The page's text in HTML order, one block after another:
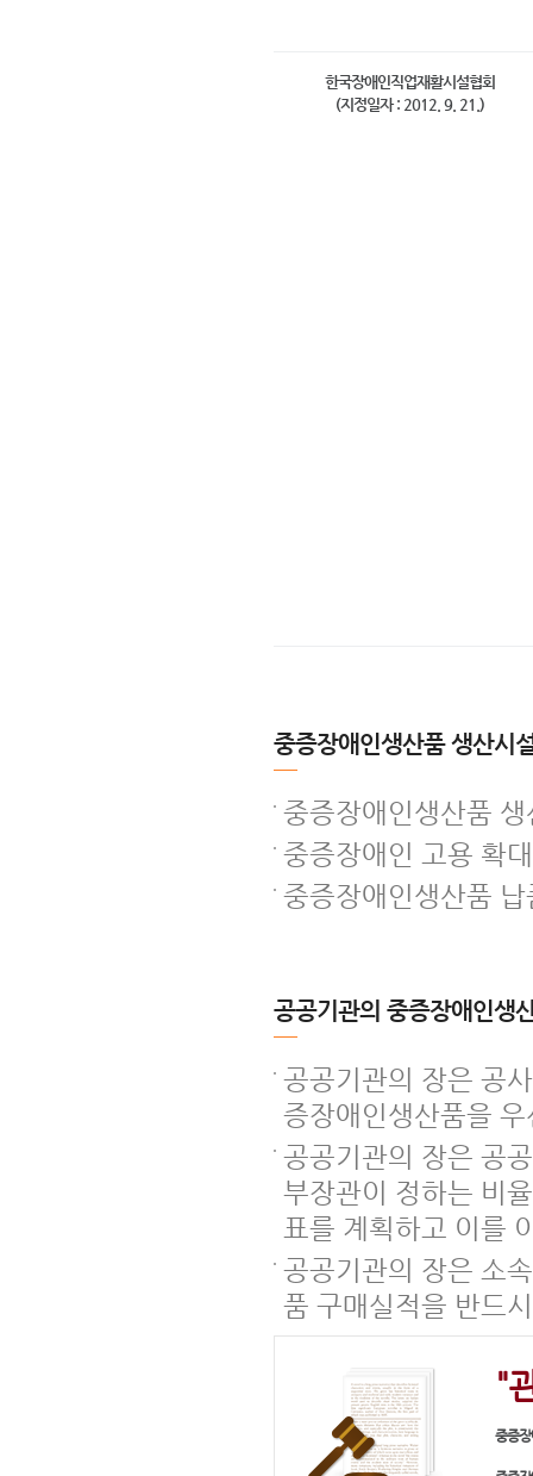
한국장애인직업재활시설협회
(지정일자 : 2012. 9. 21.)
중증장애인생산품 생산시
중증장애인생산품
중증장애인 고용 확
중증장애인생산품
공공기관의 중증장애인생
공공기관의 장은 공
증장애인생산품을
공공기관의 장은 공
부장관이 정하는 비
표를 계획하고 이를
공공기관의 장은 소
품 구매실적을 반드
"
중증